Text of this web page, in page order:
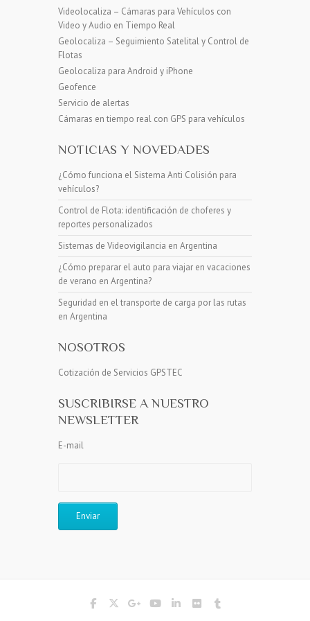
Videolocaliza – Cámaras para Vehículos con
Video y Audio en Tiempo Real
Geolocaliza – Seguimiento Satelital y Control de
Flotas
Geolocaliza para Android y iPhone
Geofence
Servicio de alertas
Cámaras en tiempo real con GPS para vehículos
NOTICIAS Y NOVEDADES
¿Cómo funciona el Sistema Anti Colisión para
vehículos?
Control de Flota: identificación de choferes y
reportes personalizados
Sistemas de Videovigilancia en Argentina
¿Cómo preparar el auto para viajar en vacaciones
de verano en Argentina?
Seguridad en el transporte de carga por las rutas
en Argentina
NOSOTROS
Cotización de Servicios GPSTEC
SUSCRIBIRSE A NUESTRO
NEWSLETTER
E-mail